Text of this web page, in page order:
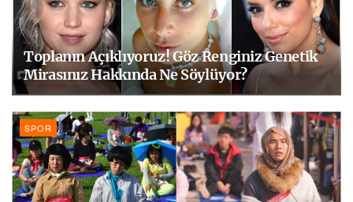
Toplanın Açıklıyoruz! Göz Renginiz Genetik
Mirasınız Hakkında Ne Söylüyor?
SPOR